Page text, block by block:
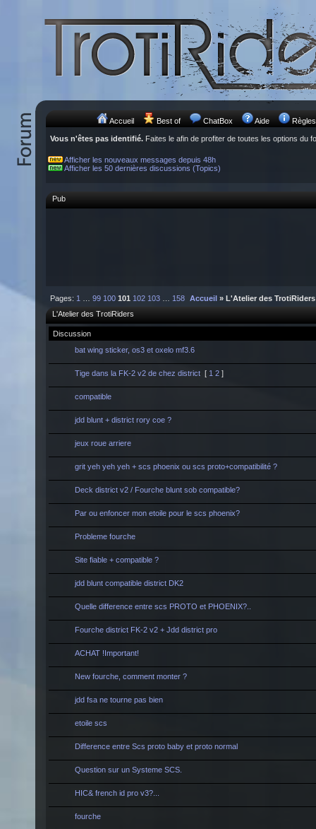
Accueil Best of ChatBox Aide Règles
Vous n'êtes pas identifié. Faites le afin de profiter de toutes les options du
Afficher les nouveaux messages depuis 48h
Afficher les 50 dernières discussions (Topics)
Pub
Pages: 1 99 100 101 102 103 158 Accueil » L'Atelier des TrotiRiders
L'Atelier des TrotiRiders
Discussion
bat wing sticker, os3 et oxelo mf3.6
Tige dans la FK-2 v2 de chez district [ 1 2 ]
compatible
jdd blunt + district rory coe ?
jeux roue arriere
grit yeh yeh yeh + scs phoenix ou scs proto+compatibilité ?
Deck district v2 / Fourche blunt sob compatible?
Par ou enfoncer mon etoile pour le scs phoenix?
Probleme fourche
Site fiable + compatible ?
jdd blunt compatible district DK2
Quelle difference entre scs PROTO et PHOENIX?..
Fourche district FK-2 v2 + Jdd district pro
ACHAT !Important!
New fourche, comment monter ?
jdd fsa ne tourne pas bien
etoile scs
Difference entre Scs proto baby et proto normal
Question sur un Systeme SCS.
HIC& french id pro v3?...
fourche